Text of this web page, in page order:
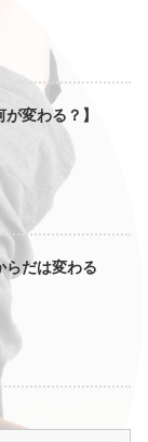
が変わる？】
らだは変わる